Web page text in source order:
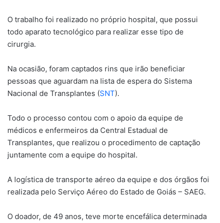
O trabalho foi realizado no próprio hospital, que possui
todo aparato tecnológico para realizar esse tipo de
cirurgia.
Na ocasião, foram captados rins que irão beneficiar
pessoas que aguardam na lista de espera do Sistema
Nacional de Transplantes (SNT).
Todo o processo contou com o apoio da equipe de
médicos e enfermeiros da Central Estadual de
Transplantes, que realizou o procedimento de captação
juntamente com a equipe do hospital.
A logística de transporte aéreo da equipe e dos órgãos foi
realizada pelo Serviço Aéreo do Estado de Goiás – SAEG.
O doador, de 49 anos, teve morte encefálica determinada